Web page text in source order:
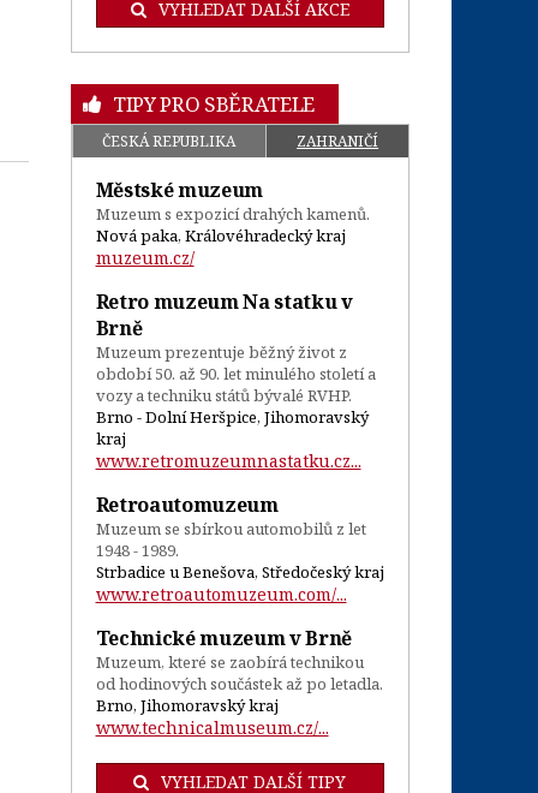
VYHLEDAT DALŠÍ AKCE
TIPY PRO SBĚRATELE
ČESKÁ REPUBLIKA ZAHRANIČÍ
Městské muzeum
Muzeum s expozicí drahých kamenů.
Nová paka, Královéhradecký kraj
muzeum.cz/
Retro muzeum Na statku v
Brně
Muzeum prezentuje běžný život z
období 50. až 90. let minulého století a
vozy a techniku států bývalé RVHP.
Brno - Dolní Heršpice, Jihomoravský
kraj
www.retromuzeumnastatku.cz...
Retroautomuzeum
Muzeum se sbírkou automobilů z let
1948 - 1989.
Strbadice u Benešova, Středočeský kraj
www.retroautomuzeum.com/...
Technické muzeum v Brně
Muzeum, které se zaobírá technikou
od hodinových součástek až po letadla.
Brno, Jihomoravský kraj
www.technicalmuseum.cz/...
VYHLEDAT DALŠÍ TIPY